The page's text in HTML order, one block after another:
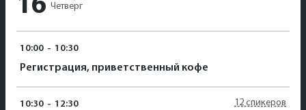
16 Четверг
10:00 - 10:30
Регистрация, приветственный кофе
10:30 - 12:30 12 спикеров